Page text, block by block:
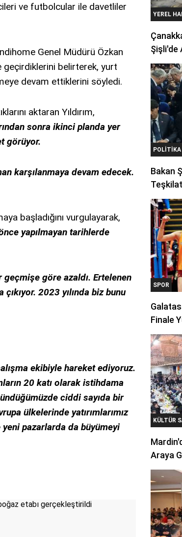
ve futbolcular ile davetliler
Genel Müdürü Özkan
geçirdiklerini belirterek, yurt
devam ettiklerini söyledi.
aktaran Yıldırım,
sonra ikinci planda yer
görüyor.
karşılanmaya devam edecek.
başladığını vurgulayarak,
yapılmayan tarihlerde
geçmişe göre azaldı. Ertelenen
2023 yılında biz bunu
ekibiyle hareket ediyoruz.
20 katı olarak istihdama
ciddi sayıda bir
ülkelerinde yatırımlarımız
yeni pazarlarda da büyümeyi
YEREL
Şişli'de
POLITIKA
Bakan
SPOR
Finale
KÜLTÜR
Araya